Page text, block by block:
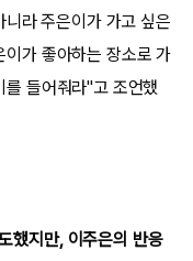
라 주은이가 가고 싶은
가 좋아하는 장소로 가
들어줘라"고 조언했
했지만, 이주은의 반응